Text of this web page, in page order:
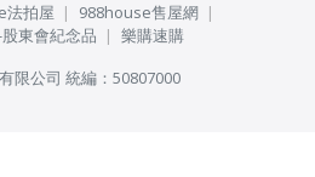
法拍屋
988house售屋網
東會紀念品
樂購速購
限公司 統編：50807000